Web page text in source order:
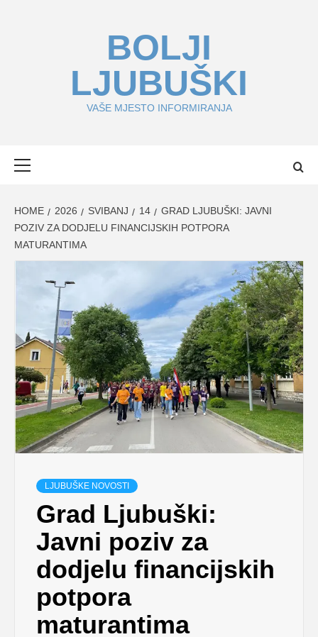
BOLJI
LJUBUŠKI
VAŠE MJESTO INFORMIRANJA
HOME 2026 SVIBANJ 14
GRAD LJUBUŠKI: JAVNI
POZIV ZA DODJELU FINANCIJSKIH POTPORA
MATURANTIMA
LJUBUŠKE NOVOSTI
Grad Ljubuški:
Javni poziv za
dodjelu financijskih
potpora
maturantima